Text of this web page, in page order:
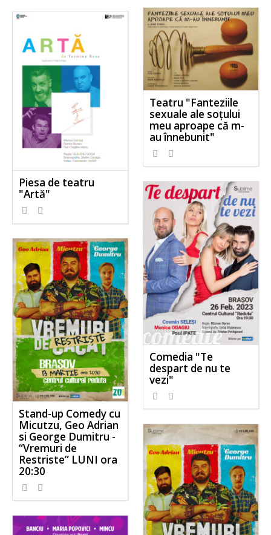
Teatru "Fanteziile
sexuale ale soţului
meu aproape că m-
au înnebunit"
Piesa de teatru
"Artă"
Comedia "Te
despart de nu te
vezi"
Stand-up Comedy cu
Micutzu, Geo Adrian
si George Dumitru -
“Vremuri de
Restriste” LUNI ora
20:30